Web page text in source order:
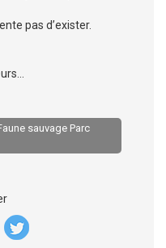
pas d’exister.
sauvage Parc